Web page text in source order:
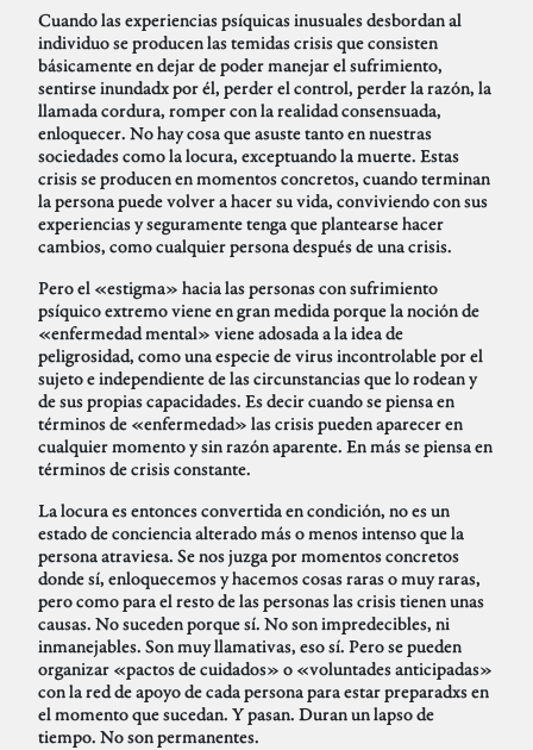
Cuando las experiencias psíquicas inusuales desbordan al
individuo se producen las temidas crisis que consisten
básicamente en dejar de poder manejar el sufrimiento,
sentirse inundadx por él, perder el control, perder la razón, la
llamada cordura, romper con la realidad consensuada,
enloquecer. No hay cosa que asuste tanto en nuestras
sociedades como la locura, exceptuando la muerte. Estas
crisis se producen en momentos concretos, cuando terminan
la persona puede volver a hacer su vida, conviviendo con sus
experiencias y seguramente tenga que plantearse hacer
cambios, como cualquier persona después de una crisis.
Pero el «estigma» hacia las personas con sufrimiento
psíquico extremo viene en gran medida porque la noción de
«enfermedad mental» viene adosada a la idea de
peligrosidad, como una especie de virus incontrolable por el
sujeto e independiente de las circunstancias que lo rodean y
de sus propias capacidades. Es decir cuando se piensa en
términos de «enfermedad» las crisis pueden aparecer en
cualquier momento y sin razón aparente. En más se piensa en
términos de crisis constante.
La locura es entonces convertida en condición, no es un
estado de conciencia alterado más o menos intenso que la
persona atraviesa. Se nos juzga por momentos concretos
donde sí, enloquecemos y hacemos cosas raras o muy raras,
pero como para el resto de las personas las crisis tienen unas
causas. No suceden porque sí. No son impredecibles, ni
inmanejables. Son muy llamativas, eso sí. Pero se pueden
organizar «pactos de cuidados» o «voluntades anticipadas»
con la red de apoyo de cada persona para estar preparadxs en
el momento que sucedan. Y pasan. Duran un lapso de
tiempo. No son permanentes.